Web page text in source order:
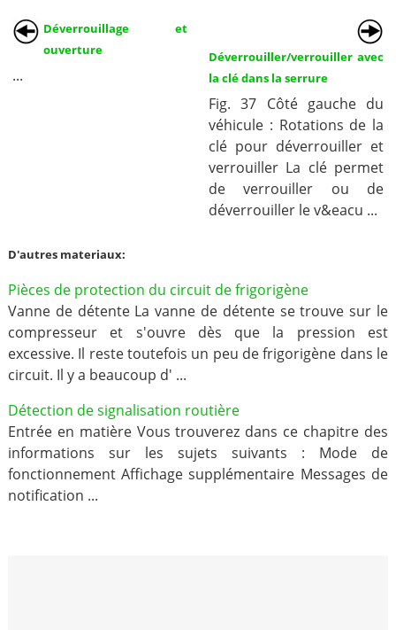
Déverrouillage et
ouverture
...
Déverrouiller/verrouiller avec
la clé dans la serrure
Fig. 37 Côté gauche du
véhicule : Rotations de la
clé pour déverrouiller et
verrouiller La clé permet
de verrouiller ou de
déverrouiller le v&eacu ...
D'autres materiaux:
Pièces de protection du circuit de frigorigène
Vanne de détente La vanne de détente se trouve sur le
compresseur et s'ouvre dès que la pression est
excessive. Il reste toutefois un peu de frigorigène dans le
circuit. Il y a beaucoup d' ...
Détection de signalisation routière
Entrée en matière Vous trouverez dans ce chapitre des
informations sur les sujets suivants : Mode de
fonctionnement Affichage supplémentaire Messages de
notification ...